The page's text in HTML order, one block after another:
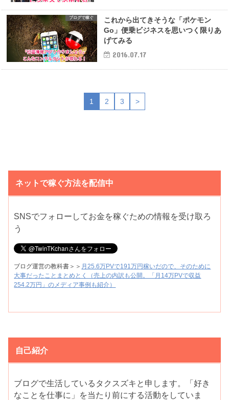
ブログで稼ぐ
これから出てきそうな「ポケモン
Go」便乗ビジネスを思いつく限りあ
げてみる
2016.07.17
1 2 3 >
ネットで稼ぐ方法を配信中
SNSでフォローしてお金を稼ぐための情報を受け取ろ
う
ブログ運営の教科書＞＞ 月25.6万PVで191万円稼いだので、そのために
大事だったことまとめとく（売上の内訳も公開。「月14万PVで収益
254.2万円」のメディア事例も紹介）
自己紹介
ブログで生活しているタクスズキと申します。「好き
なことを仕事に」を当たり前にする活動をしていま